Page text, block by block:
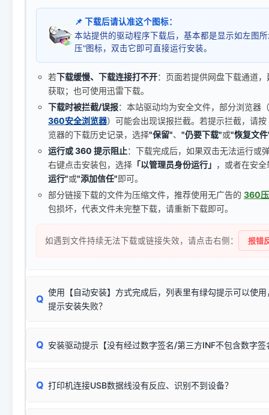
📌 下载后请认准这个图标：
本站提供的驱动程序下载后，基本都是显示如左图
压"图标，双击它即可直接运行安装。
若下载缓慢、下载连接打不开：页面若提供网盘下载通道
获取；也可使用迅雷下载。
下载时被拦截/误报：本站驱动均为安全文件，部分浏览器
360安全浏览器）可能会出现误报拦截。若提示拦截，请按
览器的下载历史记录，选择"保留"、 "仍要下载"或"恢复文
运行或 360 提示阻止：下载完成后，如果双击无法运行或
右键点击安装包，选择 「以管理员身份运行」 ，或者在安
运行"或"添加信任"即可。
部分链接下载的文件为压缩文件，推荐使用无广告的 360
包损坏，代表文件未完整下载，请重新下载即可。
如遇到文件持续无法下载或链接失效，请点击右侧： 报错
Q
使用【自动安装】方式完成后，列表里有绿勾提示可以使
提示安装失败？
由于本站驱动包集成了32位和64位驱动，自动安装程序在运
✔ 可以使用了
：代表与您当
Q 安装驱动提示【没有经过数字签名/第三方INF不包含数字
往往会弹出此类提示。
Q 打印机连接USB数据线没有反应、识别不到设备？